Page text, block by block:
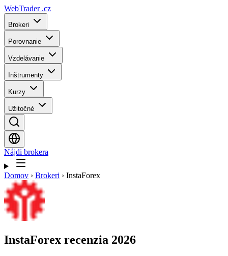
WebTrader .cz
Brokeri
Porovnanie
Vzdelávanie
Inštrumenty
Kurzy
Užitočné
Nájdi brokera
Domov › Brokeri › InstaForex
InstaForex recenzia 2026